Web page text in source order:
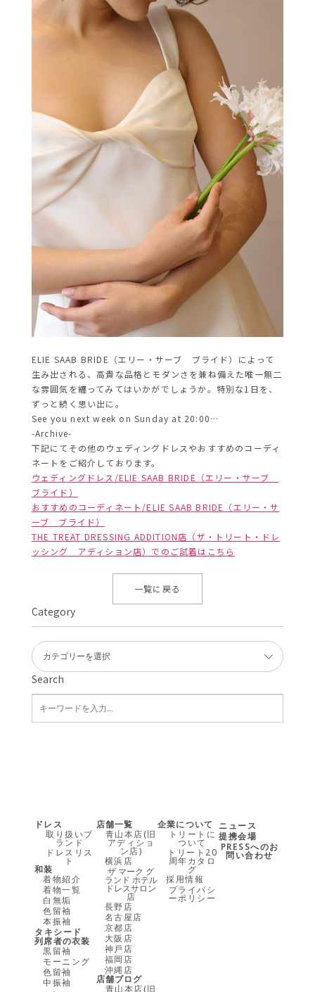
ELIE SAAB BRIDE（エリー・サーブ ブライド）によって
生み出される、高貴な品格とモダンさを兼ね備えた唯一無二
な雰囲気を纏ってみてはいかがでしょうか。特別な1日を、
ずっと続く思い出に。
See you next week on Sunday at 20:00…
-Archive-
下記にてその他のウェディングドレスやおすすめのコーディ
ネートをご紹介しております。
ウェディングドレス/ELIE SAAB BRIDE（エリー・サーブ
ブライド）
おすすめのコーディネート/ELIE SAAB BRIDE（エリー・サ
ーブ ブライド）
THE TREAT DRESSING ADDITION店（ザ・トリート・ドレ
ッシング アディション店）でのご試着はこちら
一覧に戻る
Search
Category
ドレス
取り扱いブ
ランド
ドレスリス
ト
和装
着物紹介
着物一覧
白無垢
色留袖
本振袖
タキシード
列席者の衣装
黒留袖
モーニング
色留袖
中振袖
店舗一覧
青山本店(旧
アディショ
ン店)
横浜店
ザ マーク グ
ランド ホテル
ドレスサロン
店
長野店
名古屋店
京都店
大阪店
神戸店
福岡店
沖縄店
店舗ブログ
企業について
トリートに
ついて
トリート20
周年カタロ
グ
採用情報
プライバシ
ーポリシー
ニュース
提携会場
PRESSへのお
問い合わせ